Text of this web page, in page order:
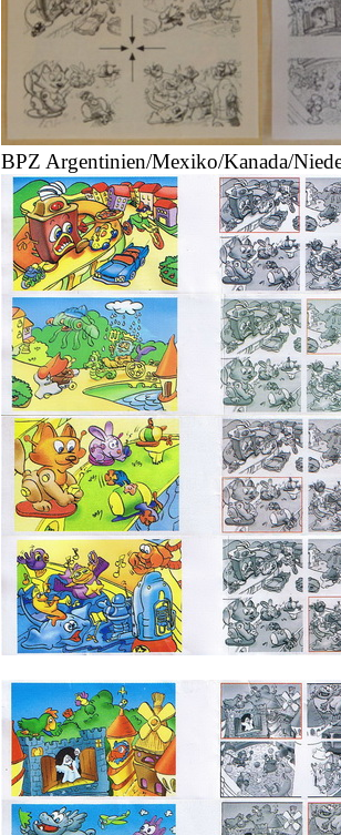
BPZ Argentinien/Mexiko/Kanada/